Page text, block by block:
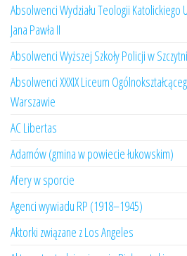
Absolwenci Wydziału Teologii
Jana Pawła II
Absolwenci Wyższej Szkoły Policji w
Absolwenci XXXIX Liceum
Warszawie
AC Libertas
Adamów (gmina w powiecie łukowskim)
Afery w sporcie
Agenci wywiadu RP (1918–1945)
Aktorki związane z Los Angeles